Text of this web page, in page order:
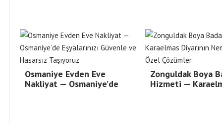
Osmaniye Evden Eve
Nakliyat — Osmaniye’de
Zonguldak Boya
Hizmeti —